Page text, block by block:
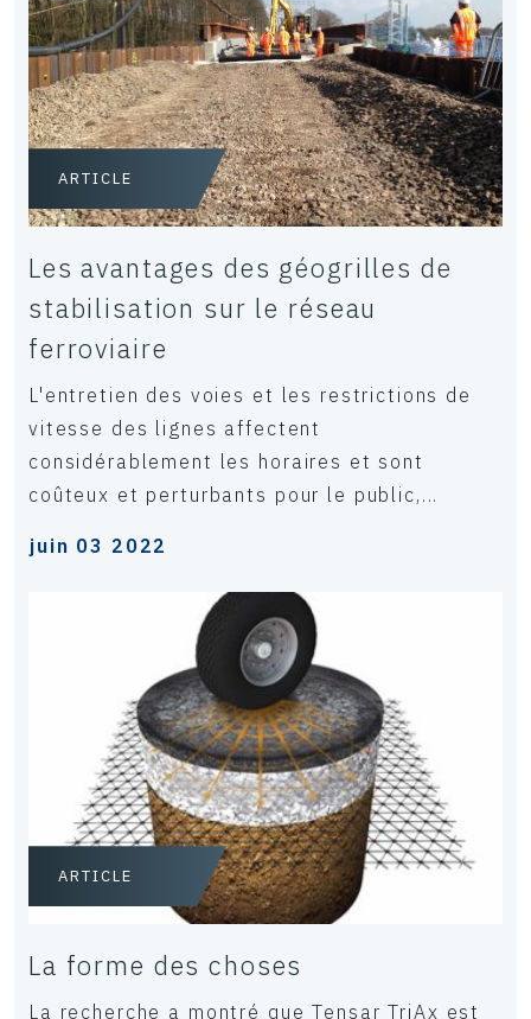
ARTICLE
Les avantages des géogrilles de
stabilisation sur le réseau
ferroviaire
L'entretien des voies et les restrictions de
vitesse des lignes affectent
considérablement les horaires et sont
coûteux et perturbants pour le public,...
juin 03 2022
ARTICLE
La forme des choses
La recherche a montré que Tensar TriAx est